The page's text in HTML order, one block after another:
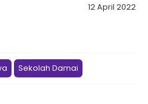
12 April 2022
Sekolah Damai